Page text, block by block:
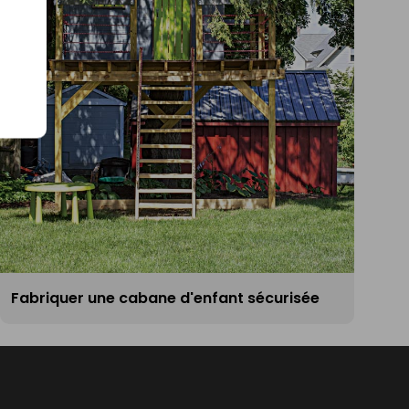
Fabriquer une cabane d'enfant sécurisée